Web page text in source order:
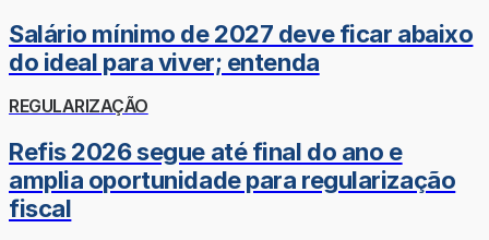
Salário mínimo de 2027 deve ficar abaixo
do ideal para viver; entenda
REGULARIZAÇÃO
Refis 2026 segue até final do ano e
amplia oportunidade para regularização
fiscal